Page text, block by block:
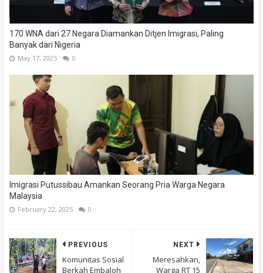
170 WNA dari 27 Negara Diamankan Ditjen Imigrasi, Paling
Banyak dari Nigeria
May 17, 2025 0
Imigrasi Putussibau Amankan Seorang Pria Warga Negara
Malaysia
February 22, 2025 0
NEXT
Meresahkan,
Warga RT 15
PREVIOUS
Komunitas Sosial
Berkah Embaloh